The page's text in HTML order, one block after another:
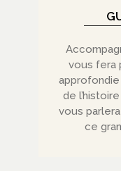
vous fera
de
vous
ce